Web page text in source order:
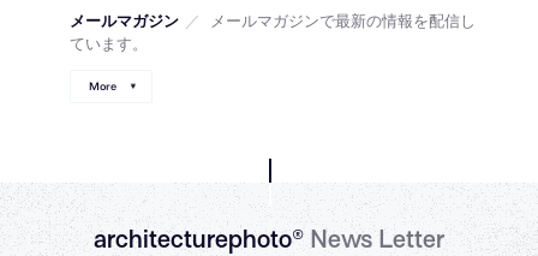
メールマガジン ／
メールマガジンで最新の情報を配信し
ています。
More
architecturephoto®News Letter